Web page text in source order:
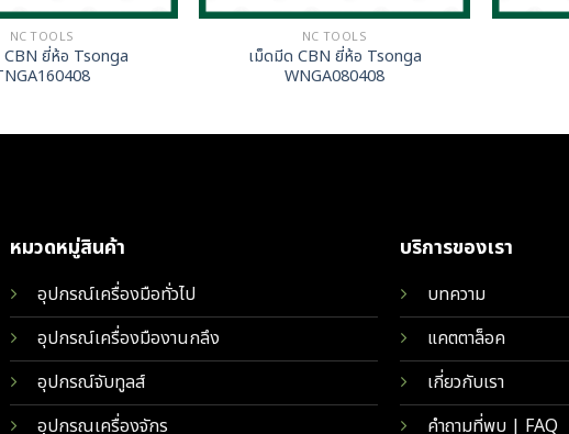
NC TOOLS
CBN ยี่ห้อ Tsonga
NC TOOLS
เม็ดมีด CBN ยี่ห้อ Tsonga
WNGA080408
หมวดหมู่สินค้า
อุปกรณ์เครื่องมือทั่วไป
อุปกรณ์เครื่องมืองานกลึง
อุปกรณ์จับทูลส์
อุปกรณเครื่องจักร
บริการของเรา
บทความ
แคตตาล็อค
เกี่ยวกับเรา
คำถามที่พบ | FAQ